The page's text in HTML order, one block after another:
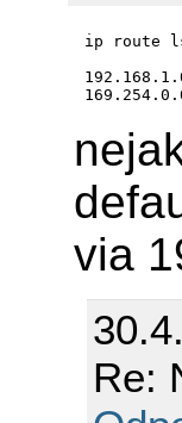
ip route
via
Re: